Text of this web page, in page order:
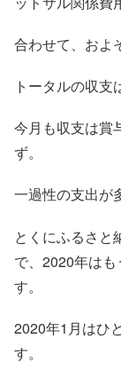
合わせて、およ
トータルの収支
今月も収支は賞
ず。
一過性の支出が
とくにふるさと
で、2020年は
す。
2020年1月はひ
す。